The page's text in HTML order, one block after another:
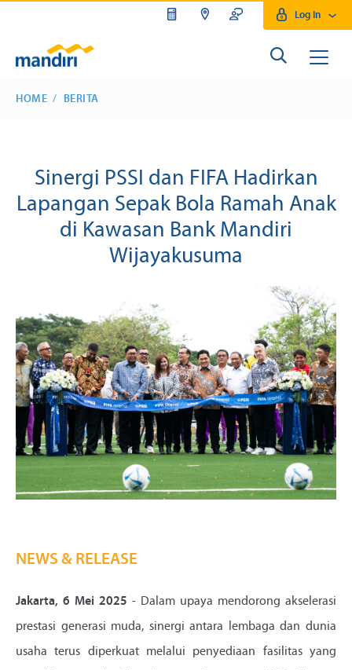
Log In
HOME BERITA
Sinergi PSSI dan FIFA Hadirkan
Lapangan Sepak Bola Ramah Anak
di Kawasan Bank Mandiri
Wijayakusuma
NEWS & RELEASE
Jakarta, 6 Mei 2025 - Dalam upaya mendorong akselerasi
prestasi generasi muda, sinergi antara lembaga dan dunia
usaha terus diperkuat melalui penyediaan fasilitas yang